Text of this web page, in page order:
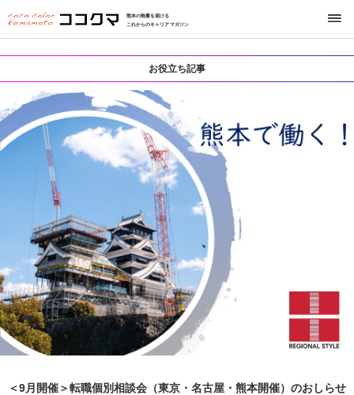
熊本の熱量を届ける
これからのキャリアマガジン
お役立ち記事
＜9月開催＞転職個別相談会（東京・名古屋・熊本開催）のおしらせ